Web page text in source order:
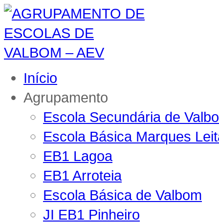
Início
Agrupamento
Escola Secundária de
Escola Básica Marques
EB1 Lagoa
EB1 Arroteia
Escola Básica de Valbom
JI EB1 Pinheiro